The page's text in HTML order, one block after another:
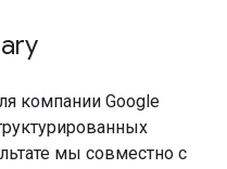
компании Google
мы совместно с